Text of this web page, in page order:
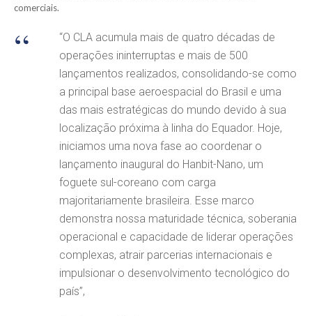
comerciais.
“O CLA acumula mais de quatro décadas de
operações ininterruptas e mais de 500
lançamentos realizados, consolidando-se como
a principal base aeroespacial do Brasil e uma
das mais estratégicas do mundo devido à sua
localização próxima à linha do Equador. Hoje,
iniciamos uma nova fase ao coordenar o
lançamento inaugural do Hanbit-Nano, um
foguete sul-coreano com carga
majoritariamente brasileira. Esse marco
demonstra nossa maturidade técnica, soberania
operacional e capacidade de liderar operações
complexas, atrair parcerias internacionais e
impulsionar o desenvolvimento tecnológico do
país”,